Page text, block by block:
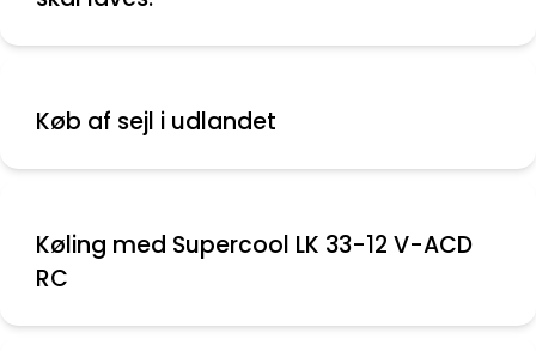
Køb af sejl i udlandet
Køling med Supercool LK 33-12 V-ACD
RC